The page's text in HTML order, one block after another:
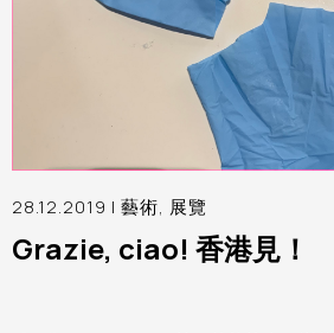
28.12.2019 | 藝術, 展覽
Grazie, ciao! 香港見！